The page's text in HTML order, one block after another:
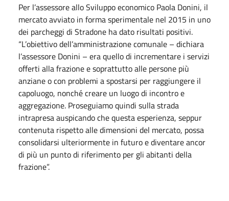
Per l’assessore allo Sviluppo economico Paola Donini, il
mercato avviato in forma sperimentale nel 2015 in uno
dei parcheggi di Stradone ha dato risultati positivi.
“L’obiettivo dell’amministrazione comunale – dichiara
l’assessore Donini – era quello di incrementare i servizi
offerti alla frazione e soprattutto alle persone più
anziane o con problemi a spostarsi per raggiungere il
capoluogo, nonché creare un luogo di incontro e
aggregazione. Proseguiamo quindi sulla strada
intrapresa auspicando che questa esperienza, seppur
contenuta rispetto alle dimensioni del mercato, possa
consolidarsi ulteriormente in futuro e diventare ancor
di più un punto di riferimento per gli abitanti della
frazione”.